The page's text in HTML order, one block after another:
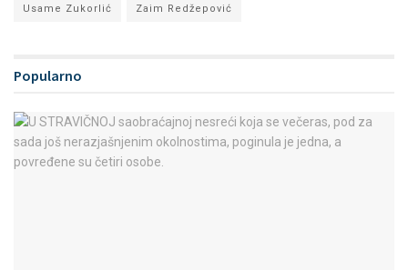
Usame Zukorlić Zaim Redžepović
Popularno